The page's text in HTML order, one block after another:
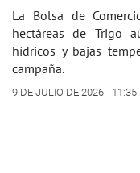
La Bolsa de
hectáreas de Trigo
hídricos y bajas
campaña.
9 DE JULIO DE 2026 - 11:35